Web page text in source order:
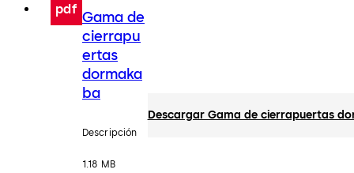
pdf Gama de
cierrapu
ertas
dormaka
ba
Descripción
1.18 MB
Descargar Gama de cierrapuertas